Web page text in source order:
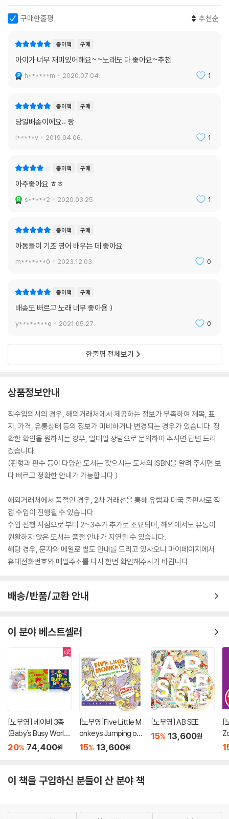
구매한줄평 추천순
종이책 구매
아이가 너무 재미있어해요~~노래도 다 좋아요~추천
h******m 2020.07.04. 1
종이책 구매
당일배송이에요;; 짱
l*****v 2019.04.06. 1
종이책 구매
아주좋아요 ㅎㅎ
s*****2 2020.03.25. 1
종이책 구매
아동들이 기초 영어 배우는 데 좋아요
m*******0 2023.12.03. 0
종이책 구매
배송도 빠르고 노래 너무 좋아용:)
y********e 2021.05.27. 0
한줄평 전체보기
상품정보안내
직수입외서의 경우, 해외거래처에서 제공하는 정보가 부족하여 제목, 표
지, 가격, 유통상태 등의 정보가 미비하거나 변경되는 경우가 있습니다. 정
확한 확인을 원하시는 경우, 일대일 상담으로 문의하여 주시면 답변 드리
겠습니다.
(판형과 판수 등이 다양한 도서는 찾으시는 도서의 ISBN을 알려 주시면 보
다 빠르고 정확한 안내가 가능합니다.)
해외거래처에서 품절인 경우, 2차 거래선을 통해 유럽과 미국 출판사로 직
접 수입이 진행될 수 있습니다.
수입 진행 시점으로 부터 2~3주가 추가로 소요되며, 해외에서도 유통이
원활하지 않은 도서는 품절 안내가 지연될 수 있습니다.
해당 경우, 문자와 메일로 별도 안내를 드리고 있사오니 마이페이지에서
휴대전화번호와 메일주소를 다시 한번 확인해주시기 바랍니다.
배송/반품/교환 안내
이 분야 베스트셀러
[노부영] 베이비 3종
(Baby's Busy World
+Choo Choo+10 bu
20% 74,400원
[노부영]Five Little M
onkeys Jumping on
the Bed (2023) (원
15% 13,600원
[노부영] AB SEE
15% 13,600원
[
이 책을 구입하신 분들이 산 분야 책